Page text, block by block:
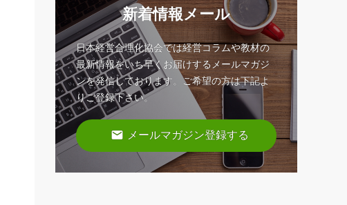
新着情報メール
日本経営合理化協会では経営コラムや教材の
最新情報をいち早くお届けするメールマガジ
ンを発信しております。ご希望の方は下記よ
りご登録下さい。
email メールマガジン登録する